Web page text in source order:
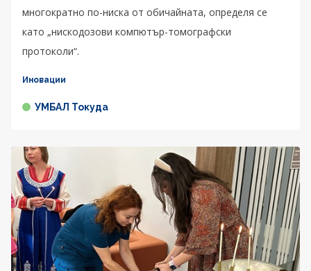
многократно по-ниска от обичайната, определя се
като „нискодозови компютър-томографски
протоколи“.
Иновации
УМБАЛ Токуда